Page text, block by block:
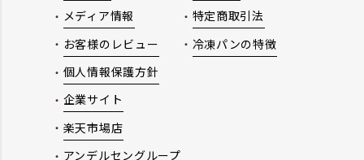
メディア情報
お客様のレビュー
個人情報保護方針
特定商取引法
冷凍パンの特徴
企業サイト
楽天市場店
アンデルセングループ